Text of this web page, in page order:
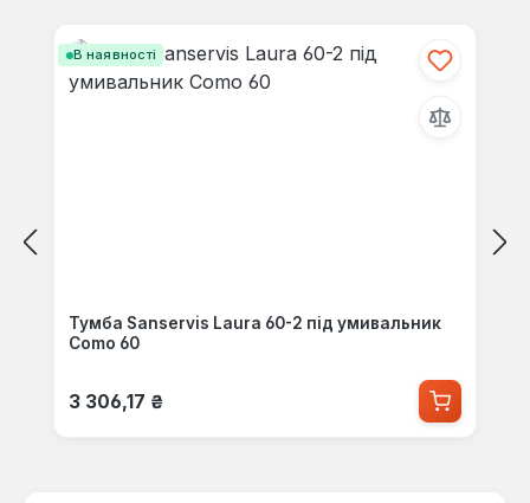
В наявності
Тумба Sanservis Laura 60-2 під умивальник
Como 60
Звичайна ціна:
3 306,17 ₴